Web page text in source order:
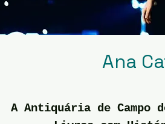
Ana
A Antiquária de Campo